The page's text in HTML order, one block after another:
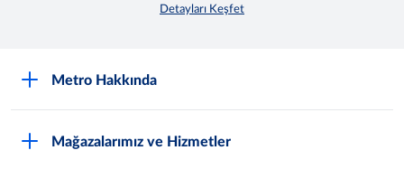
Detayları Keşfet
Metro Hakkında
Mağazalarımız ve Hizmetler